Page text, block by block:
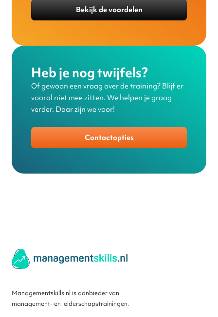
Bekijk de voordelen
Heb je nog twijfels?
Of gewoon een vraag over de training? Blijf er
vooral niet mee zitten. We helpen je graag
verder. Daar zijn we voor!
Contactopties
Managementskills.nl is aanbieder van
management- en leiderschapstrainingen.